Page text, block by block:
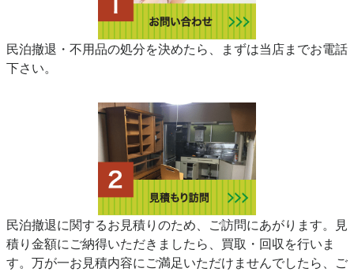
民泊撤退・不用品の処分を決めたら、まずは当店までお電話
下さい。
民泊撤退に関するお見積りのため、ご訪問にあがります。見
積り金額にご納得いただきましたら、買取・回収を行いま
す。万が一お見積内容にご満足いただけませんでしたら、ご